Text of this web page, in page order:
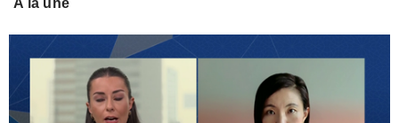
A la une